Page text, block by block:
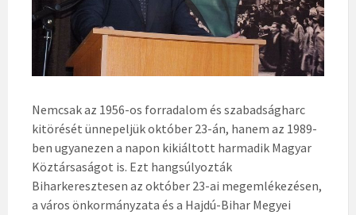
Nemcsak az 1956-os forradalom és szabadságharc
kitörését ünnepeljük október 23-án, hanem az 1989-
ben ugyanezen a napon kikiáltott harmadik Magyar
Köztársaságot is. Ezt hangsúlyozták
Biharkeresztesen az október 23-ai megemlékezésen,
a város önkormányzata és a Hajdú-Bihar Megyei